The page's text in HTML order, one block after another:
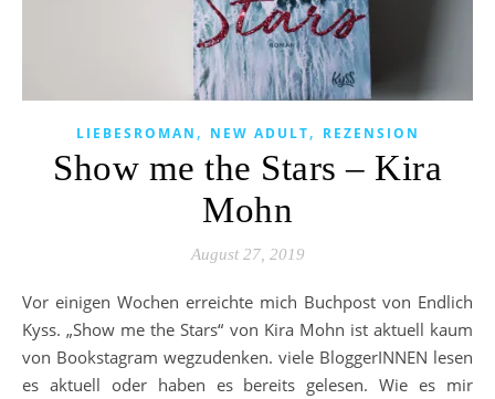
LIEBESROMAN , NEW ADULT, REZENSION
Show me the Stars – Kira
Mohn
August 27, 2019
Vor einigen Wochen erreichte mich Buchpost von Endlich
Kyss. „Show me the Stars“ von Kira Mohn ist aktuell kaum
von Bookstagram wegzudenken. viele BloggerINNEN lesen
es aktuell oder haben es bereits gelesen. Wie es mir